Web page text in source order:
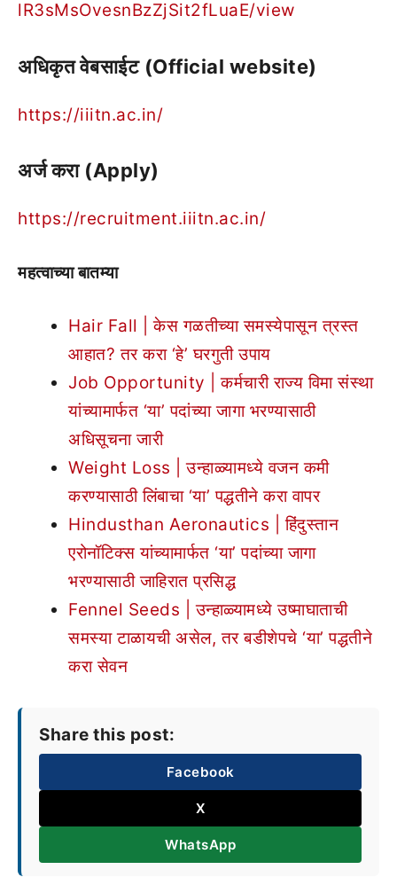
lR3sMsOvesnBzZjSit2fLuaE/view
अधिकृत वेबसाईट (Official website)
https://iiitn.ac.in/
अर्ज करा (Apply)
https://recruitment.iiitn.ac.in/
महत्वाच्या बातम्या
Hair Fall | केस गळतीच्या समस्येपासून त्रस्त
आहात? तर करा ‘हे’ घरगुती उपाय
Job Opportunity | कर्मचारी राज्य विमा संस्था
यांच्यामार्फत ‘या’ पदांच्या जागा भरण्यासाठी
अधिसूचना जारी
Weight Loss | उन्हाळ्यामध्ये वजन कमी
करण्यासाठी लिंबाचा ‘या’ पद्धतीने करा वापर
Hindusthan Aeronautics | हिंदुस्तान
एरोनॉटिक्स यांच्यामार्फत ‘या’ पदांच्या जागा
भरण्यासाठी जाहिरात प्रसिद्ध
Fennel Seeds | उन्हाळ्यामध्ये उष्माघाताची
समस्या टाळायची असेल, तर बडीशेपचे ‘या’ पद्धतीने
करा सेवन
Share this post:
Facebook
X
WhatsApp